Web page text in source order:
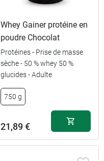
Whey Gainer protéine en
poudre Chocolat
Protéines - Prise de masse
sèche - 50 % whey 50 %
glucides - Adulte
750 g
21,89 €